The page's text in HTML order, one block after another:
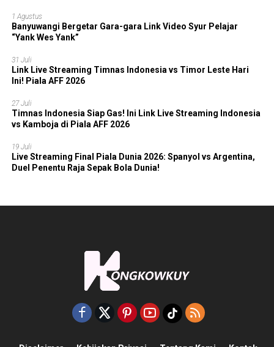
1 Agustus
Banyuwangi Bergetar Gara-gara Link Video Syur Pelajar
“Yank Wes Yank”
31 Juli
Link Live Streaming Timnas Indonesia vs Timor Leste Hari
Ini! Piala AFF 2026
27 Juli
Timnas Indonesia Siap Gas! Ini Link Live Streaming Indonesia
vs Kamboja di Piala AFF 2026
19 Juli
Live Streaming Final Piala Dunia 2026: Spanyol vs Argentina,
Duel Penentu Raja Sepak Bola Dunia!